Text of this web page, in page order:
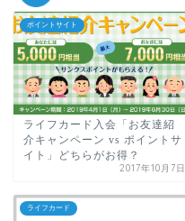
ポイントサイト
ライフカード入会「お友達紹
介キャンペーン vs ポイントサ
イト」どちらがお得？
2017年10月7日
ライフカード